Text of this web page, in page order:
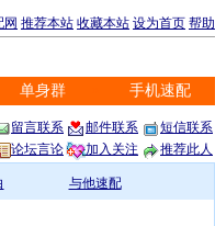
网 推荐本站 收藏本站 设为首页 帮助
单身群 手机速配
留言联系 邮件联系
短信联系
论坛言论
加入关注 推荐此人
与他速配